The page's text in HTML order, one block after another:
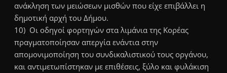
ανάκληση των μειώσεων μισθών που είχε επιβάλλει η
δημοτική αρχή του Δήμου.
10) Οι οδηγοί φορτηγών στα λιμάνια της Κορέας
πραγματοποίησαν απεργία ενάντια στην
απομονιμοποίηση του συνδικαλιστικού τους οργάνου,
και αντιμετωπίστηκαν με επιθέσεις, ξύλο και φυλάκιση